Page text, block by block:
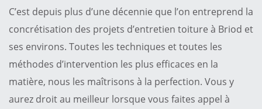
C’est depuis plus d’une décennie que l’on entreprend la
concrétisation des projets d’entretien toiture à Briod et
ses environs. Toutes les techniques et toutes les
méthodes d’intervention les plus efficaces en la
matière, nous les maîtrisons à la perfection. Vous y
aurez droit au meilleur lorsque vous faites appel à